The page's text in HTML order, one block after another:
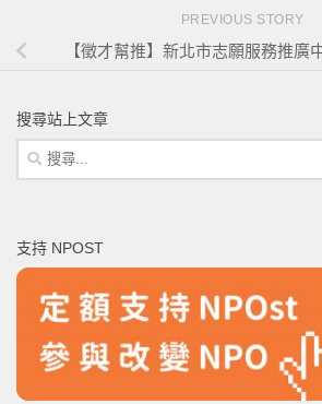
PREVIOUS STORY
【徵才幫推】新北市志願服務推廣
搜尋站上文章
搜
尋
字:
支持 NPOST